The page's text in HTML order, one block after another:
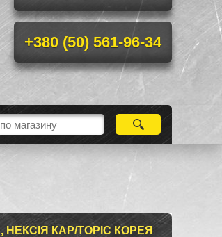
+380 (50) 561-96-34
КАР/TOPIC КОРЕЯ